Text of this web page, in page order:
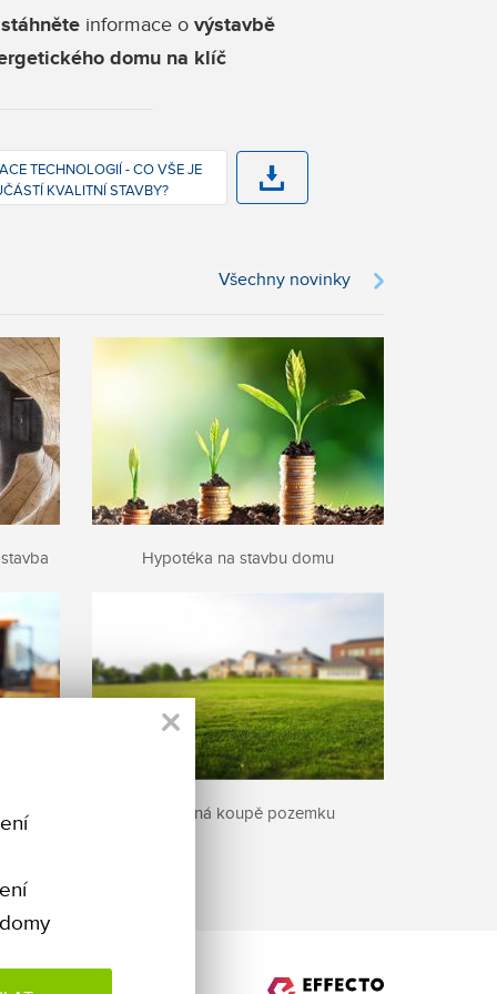
stáhněteinformace o výstavbě
domu na klíč
TECHNOLOGIÍ - CO VŠE JE
KVALITNÍ STAVBY?
Všechny novinky
Hypotéka na stavbu domu
Bezpečná koupě pozemku